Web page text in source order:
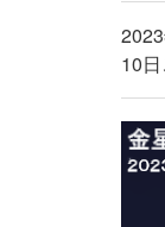
10日